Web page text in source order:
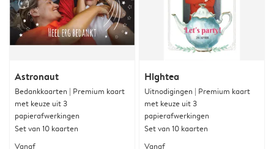
Astronaut
Bedankkaarten | Premium kaart
met keuze uit 3
papierafwerkingen
Set van 10 kaarten
Vanaf
Hightea
Uitnodigingen | Premium kaart
met keuze uit 3
papierafwerkingen
Set van 10 kaarten
Vanaf